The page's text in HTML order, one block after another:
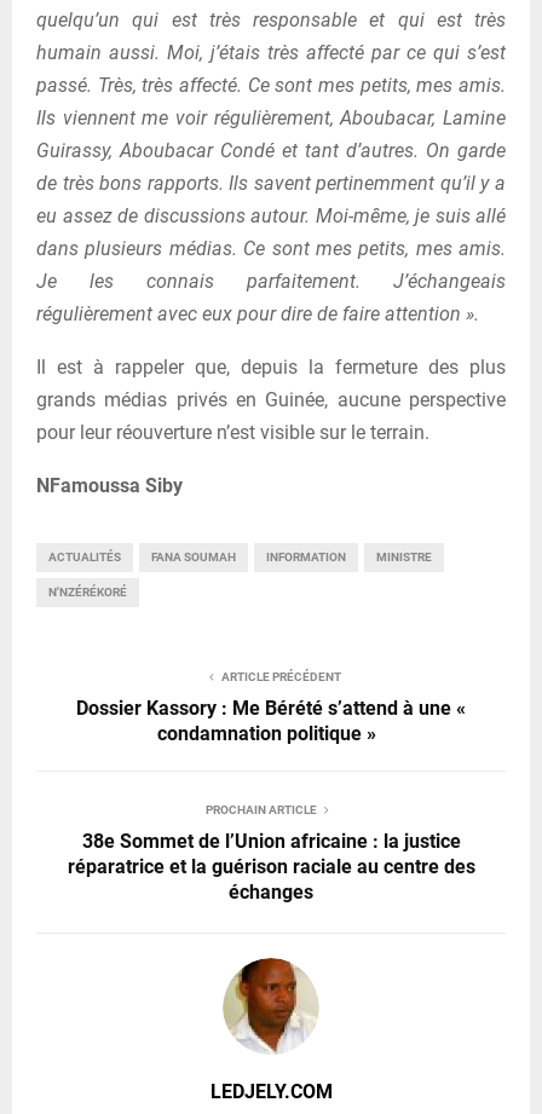
quelqu’un qui est très responsable et qui est très
humain aussi. Moi, j’étais très affecté par ce qui s’est
passé. Très, très affecté. Ce sont mes petits, mes amis.
Ils viennent me voir régulièrement, Aboubacar, Lamine
Guirassy, Aboubacar Condé et tant d’autres. On garde
de très bons rapports. Ils savent pertinemment qu’il y a
eu assez de discussions autour. Moi-même, je suis allé
dans plusieurs médias. Ce sont mes petits, mes amis.
Je les connais parfaitement. J’échangeais
régulièrement avec eux pour dire de faire attention ».
Il est à rappeler que, depuis la fermeture des plus
grands médias privés en Guinée, aucune perspective
pour leur réouverture n’est visible sur le terrain.
NFamoussa Siby
ACTUALITÉS FANA SOUMAH INFORMATION MINISTRE
N'NZÉRÉKORÉ
ARTICLE PRÉCÉDENT
Dossier Kassory : Me Bérété s’attend à une «
condamnation politique »
PROCHAIN ARTICLE
38e Sommet de l’Union africaine : la justice
réparatrice et la guérison raciale au centre des
échanges
LEDJELY.COM